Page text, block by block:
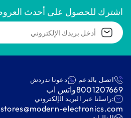
اشترك للحصول على أحدث
اتصل بالدعم
8001207669
دعونا ندردش
واتس اب
:راسلنا عبر البريد الإلكتروني
electronics.com